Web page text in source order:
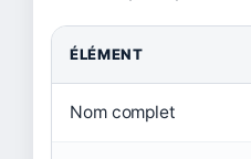
ÉLÉMENT
Nom complet